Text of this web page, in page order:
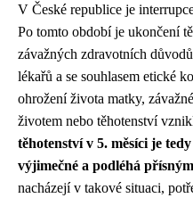
V České republice je
Po tomto období je ukončení
závažných zdravotních
lékařů a se souhlasem etické
ohrožení života matky,
životem nebo těhotenství
těhotenství v 5. měsíci je
výjimečné a podléhá
nacházejí v takové situaci,